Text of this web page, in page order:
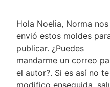
Hola Noelia, Norma nos
envió estos moldes
publicar. ¿Puedes
mandarme un correo
el autor?. Si es así no
modifico enseguida,